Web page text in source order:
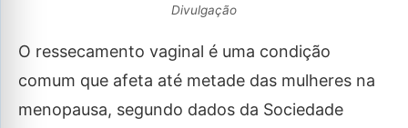
Divulgação
O ressecamento vaginal é uma condição
comum que afeta até metade das mulheres na
menopausa, segundo dados da Sociedade